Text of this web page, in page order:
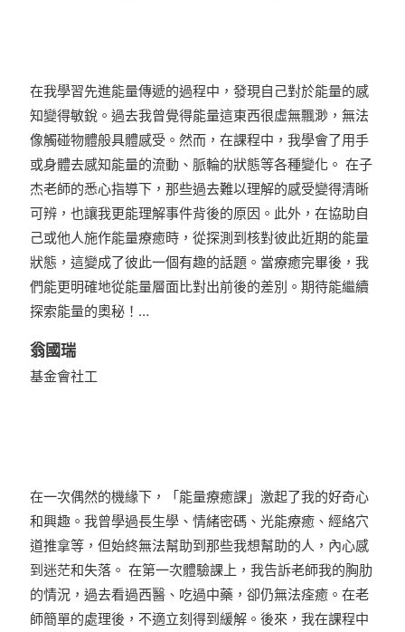
在我學習先進能量傳遞的過程中，發現自己對於能量的感
知變得敏銳。過去我曾覺得能量這東西很虛無飄渺，無法
像觸碰物體般具體感受。然而，在課程中，我學會了用手
或身體去感知能量的流動、脈輪的狀態等各種變化。 在子
杰老師的悉心指導下，那些過去難以理解的感受變得清晰
可辨，也讓我更能理解事件背後的原因。此外，在協助自
己或他人施作能量療癒時，從探測到核對彼此近期的能量
狀態，這變成了彼此一個有趣的話題。當療癒完畢後，我
們能更明確地從能量層面比對出前後的差別。期待能繼續
探索能量的奧秘！…
翁國瑞
基金會社工
在一次偶然的機緣下，「能量療癒課」激起了我的好奇心
和興趣。我曾學過長生學、情緒密碼、光能療癒、經絡穴
道推拿等，但始終無法幫助到那些我想幫助的人，內心感
到迷茫和失落。 在第一次體驗課上，我告訴老師我的胸肋
的情況，過去看過西醫、吃過中藥，卻仍無法痊癒。在老
師簡單的處理後，不適立刻得到緩解。後來，我在課程中